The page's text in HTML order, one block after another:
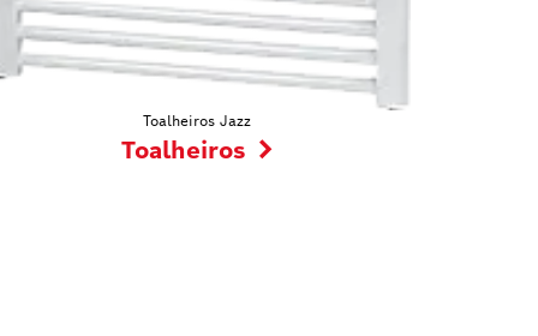
Toalheiros Jazz
Toalheiros